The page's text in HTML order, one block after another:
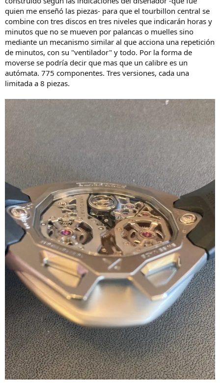
quien me enseñó las piezas- para que el tourbillon central se
combine con tres discos en tres niveles que indicarán horas y
minutos que no se mueven por palancas o muelles sino
mediante un mecanismo similar al que acciona una repetición
de minutos, con su "ventilador" y todo. Por la forma de
moverse se podría decir que mas que un calibre es un
autómata. 775 componentes. Tres versiones, cada una
limitada a 8 piezas.